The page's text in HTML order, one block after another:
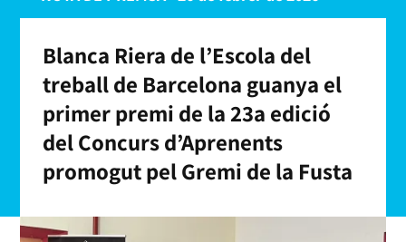
Blanca Riera de l’Escola del
treball de Barcelona guanya el
primer premi de la 23a edició
del Concurs d’Aprenents
promogut pel Gremi de la Fusta